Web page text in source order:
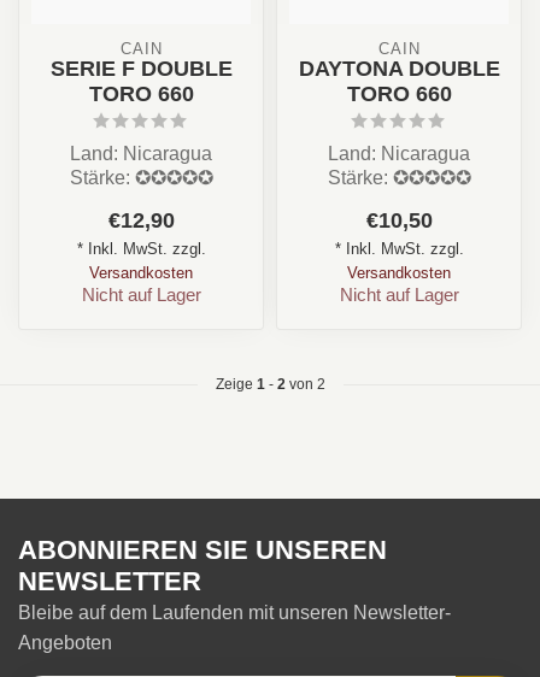
CAIN
SERIE F DOUBLE
TORO 660
Land: Nicaragua
Stärke: ✪✪✪✪✪
Leder
Format: DoubleToro/...
€12,90
* Inkl. MwSt. zzgl.
Versandkosten
Nicht auf Lager
CAIN
DAYTONA DOUBLE
TORO 660
Land: Nicaragua
Stärke: ✪✪✪✪✪
Leder
Format: Toro/ Longf...
€10,50
* Inkl. MwSt. zzgl.
Versandkosten
Nicht auf Lager
Zeige 1 - 2 von 2
ABONNIEREN SIE UNSEREN
NEWSLETTER
Bleibe auf dem Laufenden mit unseren Newsletter-
Angeboten